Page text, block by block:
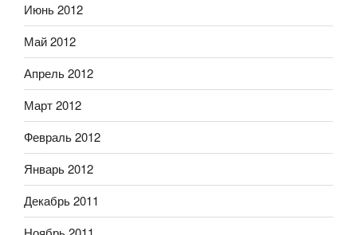
Июнь 2012
Май 2012
Апрель 2012
Март 2012
Февраль 2012
Январь 2012
Декабрь 2011